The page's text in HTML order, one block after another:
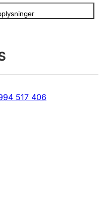
517 406